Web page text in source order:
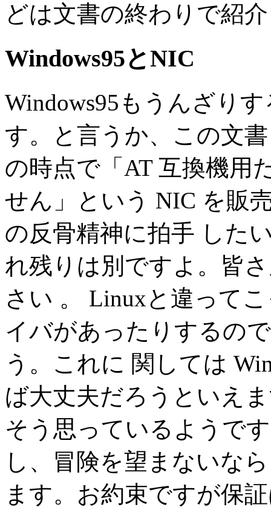
どは文書の終わりで紹
Windows95とNIC
Windows95もうんざり
す。と言うか、この文
の時点で「AT 互換機用
せん」という NIC を販
の反骨精神に拍手 した
れ残りは別ですよ。皆
さい 。 Linuxと違って
イバがあったりするの
う。これに 関しては
ば大丈夫だろうといえ
そう思っているようで
し、冒険を望まないな
ます。お約束ですが保